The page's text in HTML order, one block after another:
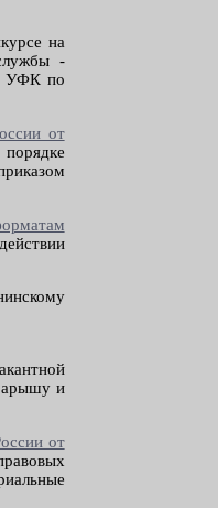
на
-
УФК по
от
и
от